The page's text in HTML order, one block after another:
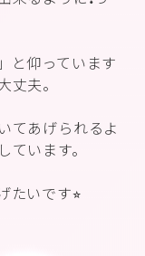
と仰っています
夫。
てあげられるよ
います。
たいです⭐︎